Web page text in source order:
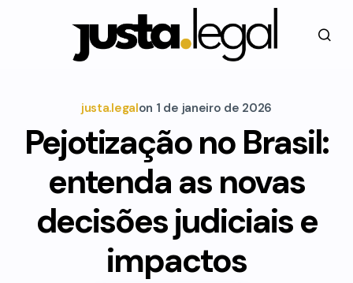
justa.legalon 1 de janeiro de 2026
Pejotização no Brasil:
entenda as novas
decisões judiciais e
impactos